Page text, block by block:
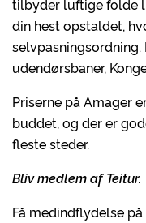
tilbyder luftige folde
din hest opstaldet,
udendørsbaner,
Priserne på Amager
buddet, og der er
fleste steder.
Bliv medlem af Teitur.
Få medindflydelse